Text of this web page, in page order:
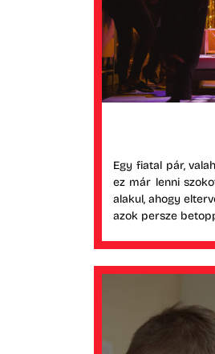
Egy fiatal pár,
ez már lenni
alakul, ahogy
azok persze